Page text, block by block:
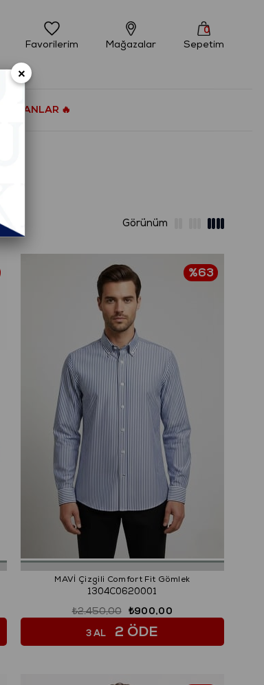
Sepetim
0
Mağazalar
Favorilerim
SATANLAR 🔥
MAVİ Çizgili Comfort Fit Gömlek
1304C0620001
₺900,00
₺2.450,00
%63
3 AL 2 ÖDE
×